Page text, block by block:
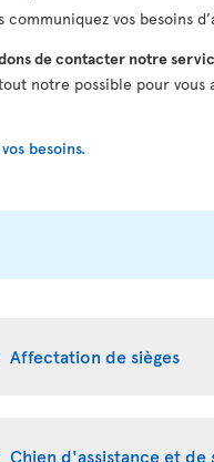
vos besoins
de contacter notre
notre possible pour
besoins.
Affectation de sièges
Chien d'assistance et